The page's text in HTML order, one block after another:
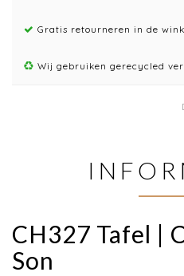
Gratis retourneren in de
Wij gebruiken gerecycled
CH327 Tafel |
Son